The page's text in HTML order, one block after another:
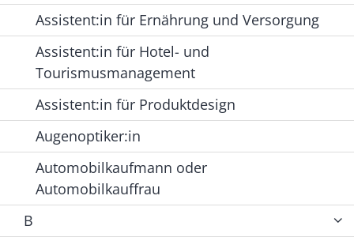
Assistent:in für Ernährung und Versorgung
Assistent:in für Hotel- und
Tourismusmanagement
Assistent:in für Produktdesign
Augenoptiker:in
Automobilkaufmann oder
Automobilkauffrau
B